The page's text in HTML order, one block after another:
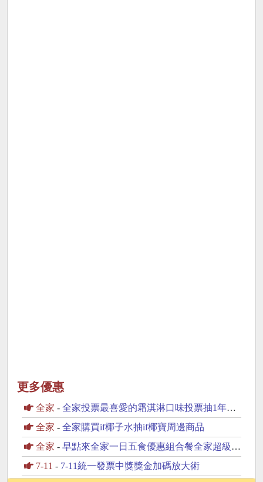
更多優惠
全家 - 全家投票最喜愛的霜淇淋口味投票抽1年份霜淇淋
全家 - 全家購買if椰子水抽if椰寶周邊商品
全家 - 早點來全家一日五食優惠組合餐全家超級配抽30份鮮食
7-11 - 7-11統一發票中獎獎金加碼放大術